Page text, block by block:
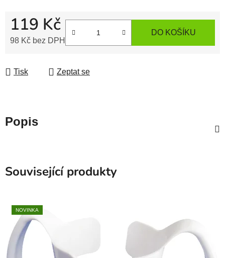
119 Kč
98 Kč bez DPH
DO KOŠÍKU
Tisk Zeptat se
Popis
Související produkty
NOVINKA